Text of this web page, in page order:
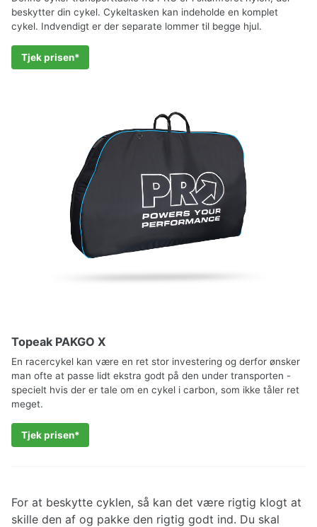
beskytter din cykel. Cykeltasken kan indeholde en komplet
cykel. Indvendigt er der separate lommer til begge hjul.
Tjek prisen
Topeak PAKGO X
En racercykel kan være en ret stor investering og derfor ønsker
man ofte at passe lidt ekstra godt på den under transporten -
specielt hvis der er tale om en cykel i carbon, som ikke tåler ret
meget.
Tjek prisen
For at beskytte cyklen, så kan det være rigtig klogt at
skille den af og pakke den rigtig godt ind. Du skal